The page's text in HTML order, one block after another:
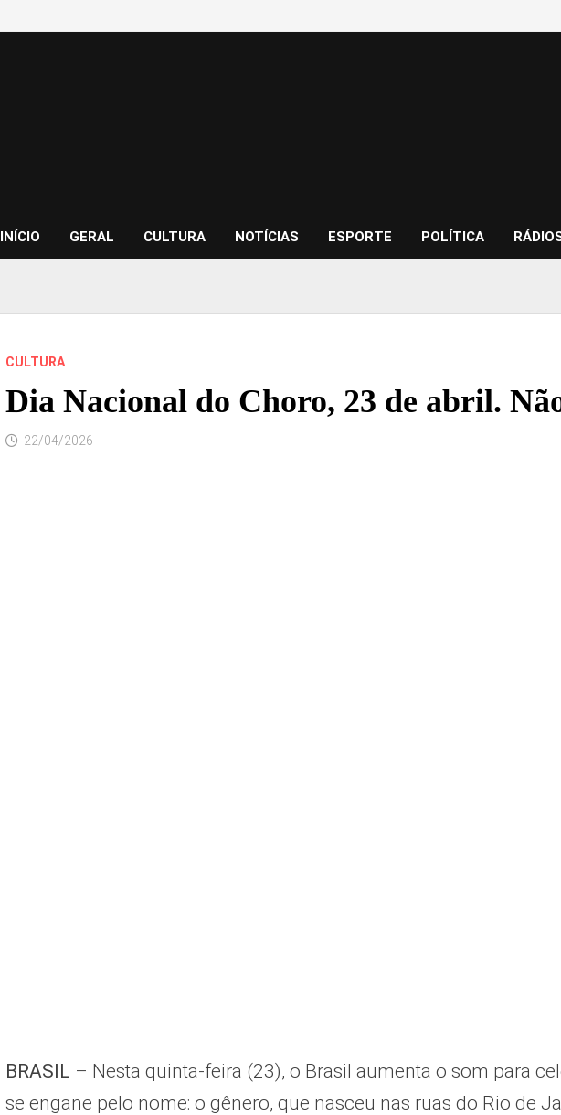
INÍCIO GERAL CULTURA NOTÍCIAS ESPORTE POLÍTICA
CULTURA
Dia Nacional do Choro, 23 de abril.
22/04/2026
BRASIL – Nesta quinta-feira (23), o Brasil aumenta o som para
se engane pelo nome: o gênero, que nasceu nas ruas do Rio de